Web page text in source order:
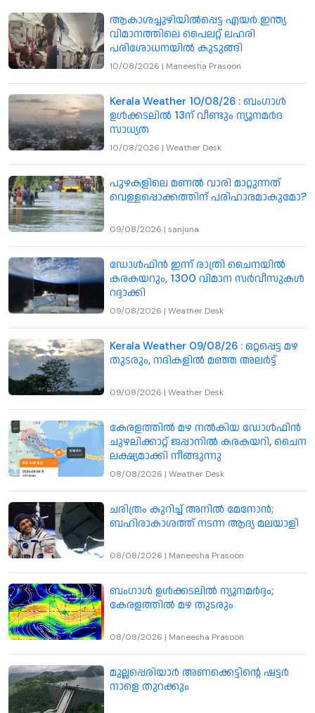
ആകാശച്ചുഴിയിൽപ്പെട്ട എയർ ഇന്ത്യ
വിമാനത്തിലെ പൈലറ്റ് ലഹരി
പരിശോധനയിൽ കുടുങ്ങി
10/08/2026 | Maneesha Prasoon
Kerala Weather 10/08/26 : ബംഗാൾ
ഉൾക്കടലിൽ 13ന് വീണ്ടും ന്യൂനമർദ
സാധ്യത
10/08/2026 | Weather Desk
പുഴകളിലെ മണൽ വാരി മാറ്റുന്നത്
വെള്ളപ്പൊക്കത്തിന് പരിഹാരമാകുമോ?
09/08/2026 | sanjuna
ഡോൾഫിൻ ഇന്ന് രാത്രി ചൈനയിൽ
കരകയറും, 1300 വിമാന സർവീസുകൾ
റദ്ദാക്കി
09/08/2026 | Weather Desk
Kerala Weather 09/08/26 : ഒറ്റപ്പെട്ട മഴ
തുടരും, നദികളിൽ മഞ്ഞ അലർട്ട്
09/08/2026 | Weather Desk
കേരളത്തില്‍ മഴ നല്‍കിയ ഡോള്‍ഫിന്‍
ചുഴലിക്കാറ്റ് ജപ്പാനില്‍ കരകയറി, ചൈന
ലക്ഷ്യമാക്കി നീങ്ങുന്നു
08/08/2026 | Weather Desk
ചരിത്രം കുറിച്ച് അനിൽ മേനോൻ;
ബഹിരാകാശത്ത് നടന്ന ആദ്യ മലയാളി
08/08/2026 | Maneesha Prasoon
ബംഗാൾ ഉൾക്കടലിൽ ന്യൂനമർദ്ദം;
കേരളത്തിൽ മഴ തുടരും
08/08/2026 | Maneesha Prasoon
മുല്ലപ്പെരിയാർ അണക്കെട്ടിന്റെ ഷട്ടർ
നാളെ തുറക്കും